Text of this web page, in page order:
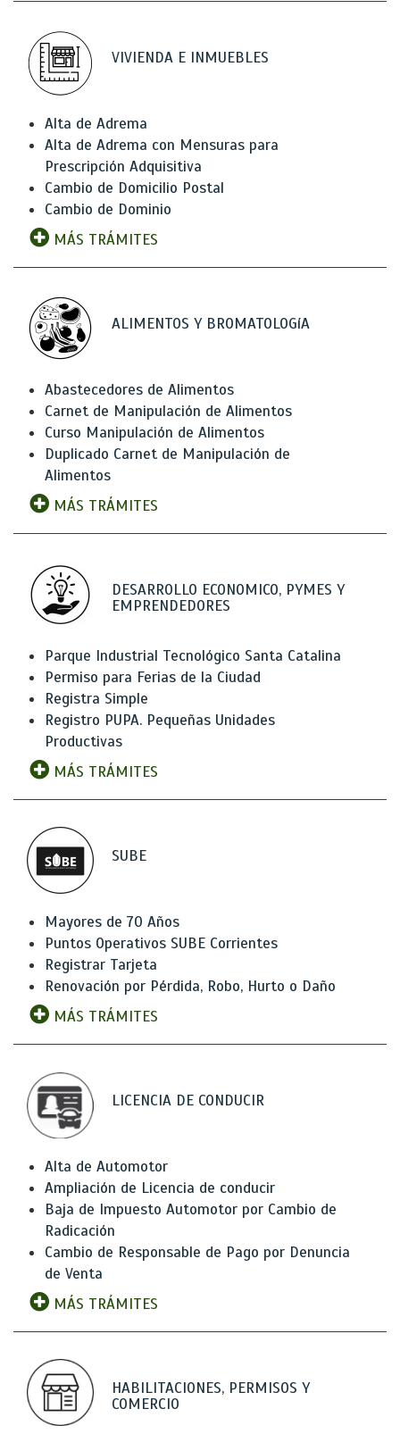
VIVIENDA E INMUEBLES
Alta de Adrema
Alta de Adrema con Mensuras para
Prescripción Adquisitiva
Cambio de Domicilio Postal
Cambio de Dominio
MÁS TRÁMITES
ALIMENTOS Y BROMATOLOGíA
Abastecedores de Alimentos
Carnet de Manipulación de Alimentos
Curso Manipulación de Alimentos
Duplicado Carnet de Manipulación de
Alimentos
MÁS TRÁMITES
DESARROLLO ECONOMICO, PYMES Y
EMPRENDEDORES
Parque Industrial Tecnológico Santa Catalina
Permiso para Ferias de la Ciudad
Registra Simple
Registro PUPA. Pequeñas Unidades
Productivas
MÁS TRÁMITES
SUBE
Mayores de 70 Años
Puntos Operativos SUBE Corrientes
Registrar Tarjeta
Renovación por Pérdida, Robo, Hurto o Daño
MÁS TRÁMITES
LICENCIA DE CONDUCIR
Alta de Automotor
Ampliación de Licencia de conducir
Baja de Impuesto Automotor por Cambio de
Radicación
Cambio de Responsable de Pago por Denuncia
de Venta
MÁS TRÁMITES
HABILITACIONES, PERMISOS Y
COMERCIO